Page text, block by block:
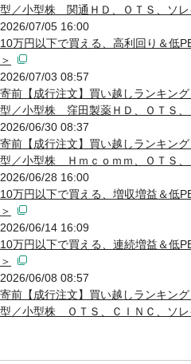
型／小型株 関通ＨＤ、ＯＴＳ、ソレ
2026/07/05 16:00
10万円以下で買える、高利回り＆低
＞
2026/07/03 08:57
寄前【成行注文】買い越しランキン
型／小型株 窪田製薬ＨＤ、ＯＴＳ、
2026/06/30 08:37
寄前【成行注文】買い越しランキン
型／小型株 Ｈｍｃｏｍｍ、ＯＴＳ、
2026/06/28 16:00
10万円以下で買える、増収増益＆低
＞
2026/06/14 16:09
10万円以下で買える、連続増益＆低
＞
2026/06/08 08:57
寄前【成行注文】買い越しランキン
型／小型株 ＯＴＳ、ＣＩＮＣ、ソレ